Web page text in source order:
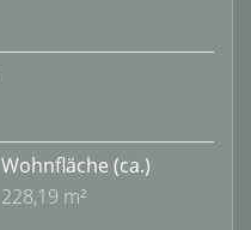
Wohnfläche (ca.)
228,19 m²